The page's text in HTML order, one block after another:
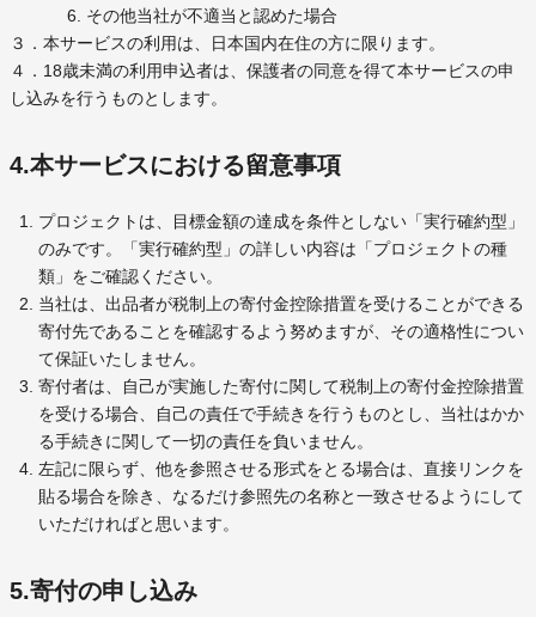
その他当社が不適当と認めた場合
３．本サービスの利用は、日本国内在住の方に限ります。
４．18歳未満の利用申込者は、保護者の同意を得て本サービスの申
し込みを行うものとします。
4.本サービスにおける留意事項
プロジェクトは、目標金額の達成を条件としない「実行確約型」
のみです。「実行確約型」の詳しい内容は「プロジェクトの種
類」をご確認ください。
当社は、出品者が税制上の寄付金控除措置を受けることができる
寄付先であることを確認するよう努めますが、その適格性につい
て保証いたしません。
寄付者は、自己が実施した寄付に関して税制上の寄付金控除措置
を受ける場合、自己の責任で手続きを行うものとし、当社はかか
る手続きに関して一切の責任を負いません。
左記に限らず、他を参照させる形式をとる場合は、直接リンクを
貼る場合を除き、なるだけ参照先の名称と一致させるようにして
いただければと思います。
5.寄付の申し込み